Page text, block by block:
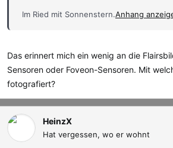
Im Ried mit Sonnenstern.Anhang
Das erinnert mich ein wenig an die
Sensoren oder Foveon-Sensoren. Mit
fotografiert?
HeinzX
Hat vergessen, wo er wohnt